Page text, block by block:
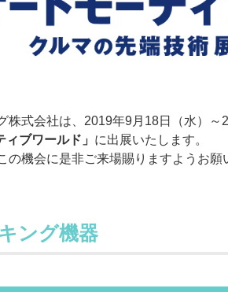
株式会社は、2019年9月18日（水）
ィブワールド」 に出展いたします。
の機会に是非ご来場賜りますようお
ング機器